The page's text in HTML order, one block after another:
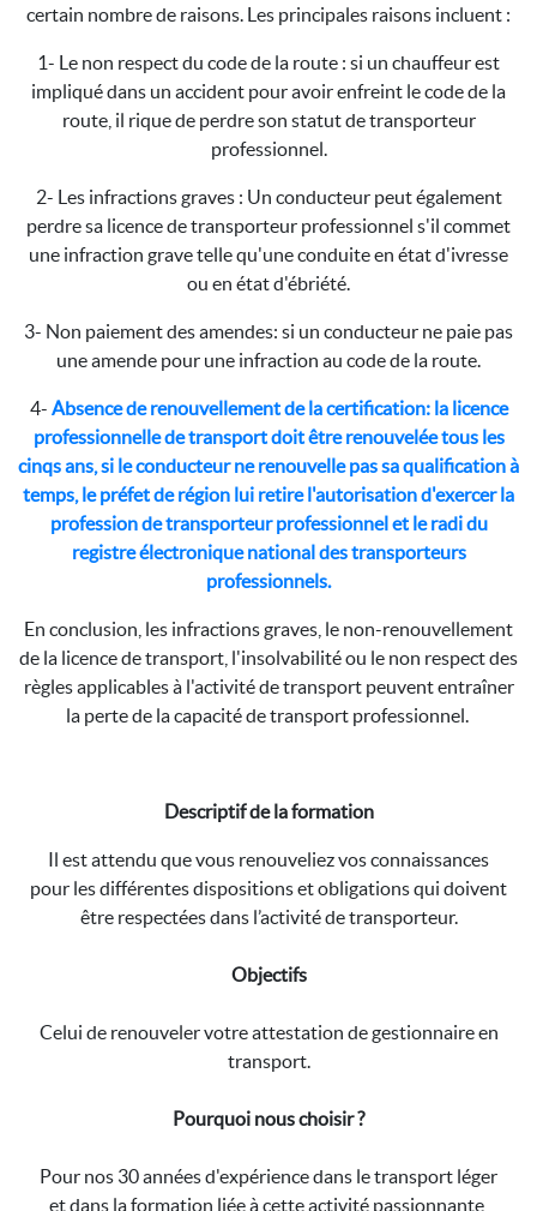
certain nombre de raisons. Les principales raisons incluent :
1- Le non respect du code de la route : si un chauffeur est
impliqué dans un accident pour avoir enfreint le code de la
route, il rique de perdre son statut de transporteur
professionnel.
2- Les infractions graves : Un conducteur peut également
perdre sa licence de transporteur professionnel s'il commet
une infraction grave telle qu'une conduite en état d'ivresse
ou en état d'ébriété.
3- Non paiement des amendes: si un conducteur ne paie pas
une amende pour une infraction au code de la route.
4- Absence de renouvellement de la certification: la licence
professionnelle de transport doit être renouvelée tous les
cinqs ans, si le conducteur ne renouvelle pas sa qualification à
temps, le préfet de région lui retire l'autorisation d'exercer la
profession de transporteur professionnel et le radi du
registre électronique national des transporteurs
professionnels.
En conclusion, les infractions graves, le non-renouvellement
de la licence de transport, l'insolvabilité ou le non respect des
règles applicables à l'activité de transport peuvent entraîner
la perte de la capacité de transport professionnel.
Descriptif de la formation
Il est attendu que vous renouveliez vos connaissances
pour les différentes dispositions et obligations qui doivent
être respectées dans l’activité de transporteur.
Objectifs
Celui de renouveler votre attestation de gestionnaire en
transport.
Pourquoi nous choisir ?
Pour nos 30 années d'expérience dans le transport léger
et dans la formation liée à cette activité passionnante,